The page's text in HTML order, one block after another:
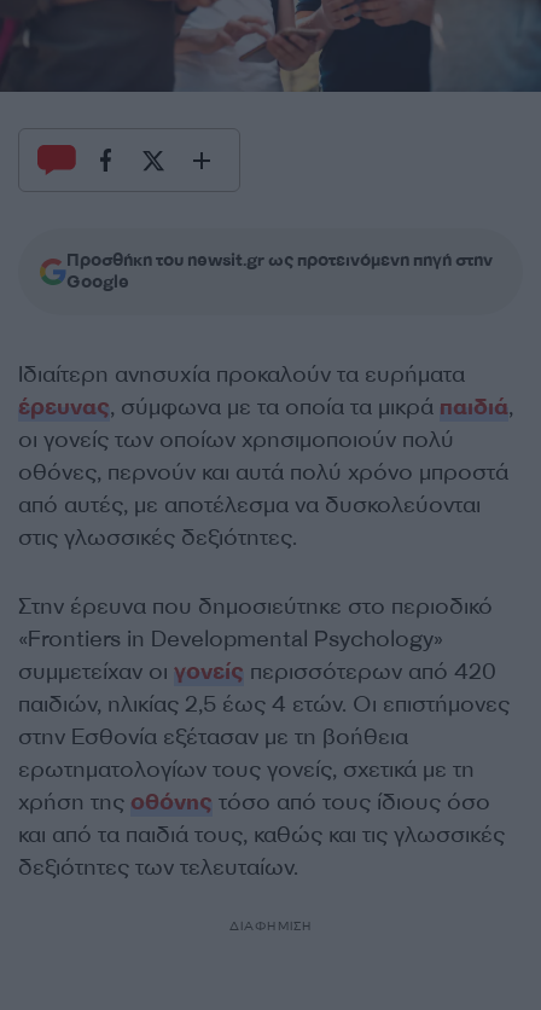
Προσθήκη του newsit.gr ως προτεινόμενη πηγή στην
Google
Ιδιαίτερη ανησυχία προκαλούν τα ευρήματα
έρευνας, σύμφωνα με τα οποία τα μικρά παιδιά,
οι γονείς των οποίων χρησιμοποιούν πολύ
οθόνες, περνούν και αυτά πολύ χρόνο μπροστά
από αυτές, με αποτέλεσμα να δυσκολεύονται
στις γλωσσικές δεξιότητες.
Στην έρευνα που δημοσιεύτηκε στο περιοδικό
«Frontiers in Developmental Psychology»
συμμετείχαν οι γονείς περισσότερων από 420
παιδιών, ηλικίας 2,5 έως 4 ετών. Οι επιστήμονες
στην Εσθονία εξέτασαν με τη βοήθεια
ερωτηματολογίων τους γονείς, σχετικά με τη
χρήση της οθόνης τόσο από τους ίδιους όσο
και από τα παιδιά τους, καθώς και τις γλωσσικές
δεξιότητες των τελευταίων.
ΔΙΑΦΗΜΙΣΗ